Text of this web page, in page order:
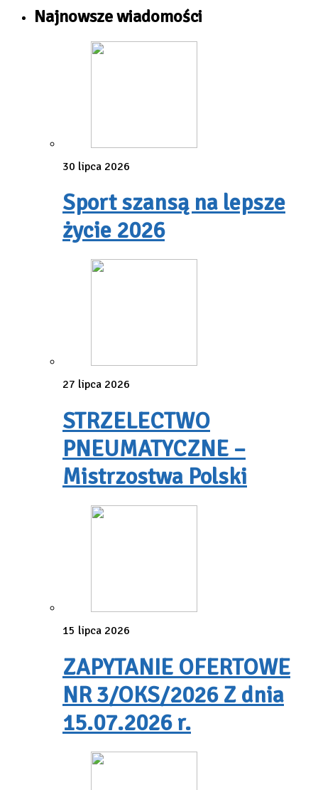
Najnowsze wiadomości
30 lipca 2026
Sport szansą na lepsze
życie 2026
27 lipca 2026
STRZELECTWO
PNEUMATYCZNE –
Mistrzostwa Polski
15 lipca 2026
ZAPYTANIE OFERTOWE
NR 3/OKS/2026 Z dnia
15.07.2026 r.